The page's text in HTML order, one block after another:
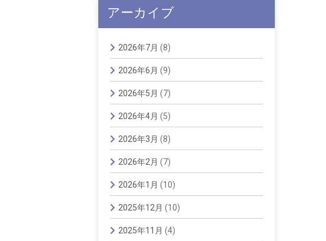
アーカイブ
2026年7月 (8)
2026年6月 (9)
2026年5月 (7)
2026年4月 (5)
2026年3月 (8)
2026年2月 (7)
2026年1月 (10)
2025年12月 (10)
2025年11月 (4)